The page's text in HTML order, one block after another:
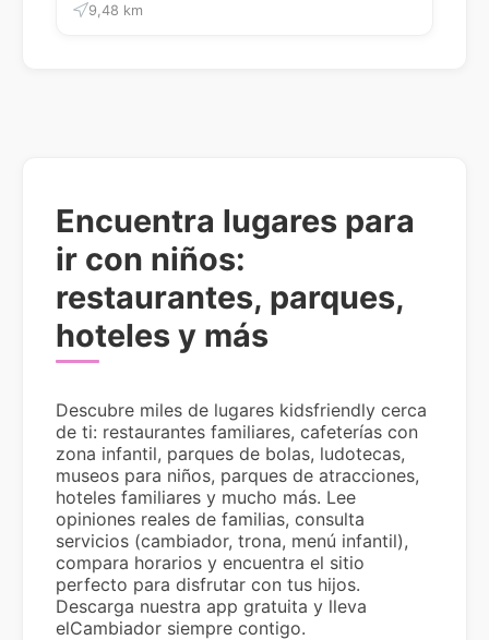
9,48 km
Encuentra lugares para
ir con niños:
restaurantes, parques,
hoteles y más
Descubre miles de lugares kidsfriendly cerca
de ti: restaurantes familiares, cafeterías con
zona infantil, parques de bolas, ludotecas,
museos para niños, parques de atracciones,
hoteles familiares y mucho más. Lee
opiniones reales de familias, consulta
servicios (cambiador, trona, menú infantil),
compara horarios y encuentra el sitio
perfecto para disfrutar con tus hijos.
Descarga nuestra app gratuita y lleva
elCambiador siempre contigo.